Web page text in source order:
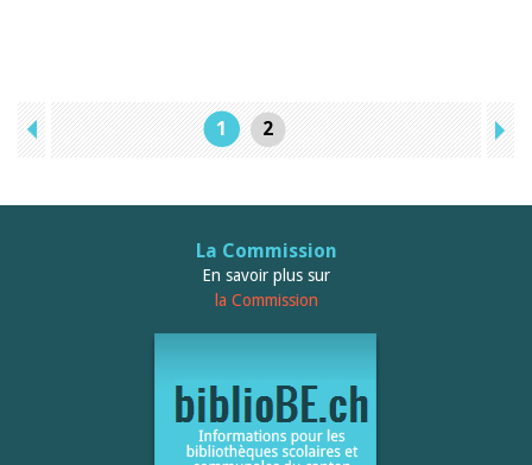
1 2
La Commission
En savoir plus sur
la Commission